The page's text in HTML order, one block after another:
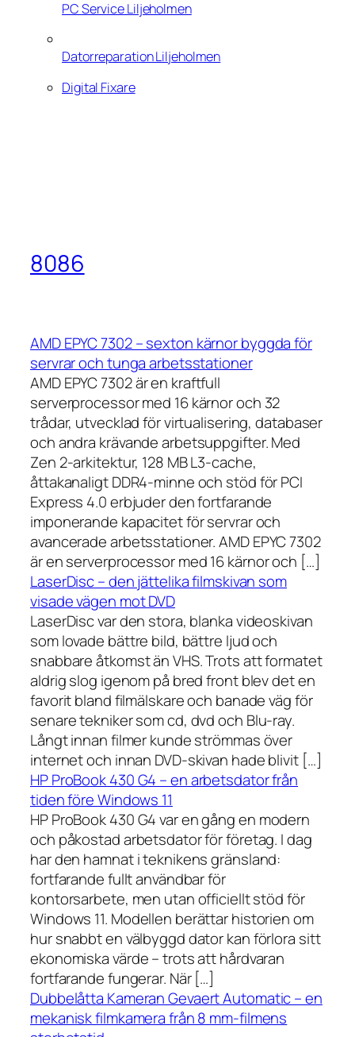
PC Service Liljeholmen
Datorreparation Liljeholmen
Digital Fixare
8086
AMD EPYC 7302 – sexton kärnor byggda för
servrar och tunga arbetsstationer
AMD EPYC 7302 är en kraftfull
serverprocessor med 16 kärnor och 32
trådar, utvecklad för virtualisering, databaser
och andra krävande arbetsuppgifter. Med
Zen 2-arkitektur, 128 MB L3-cache,
åttakanaligt DDR4-minne och stöd för PCI
Express 4.0 erbjuder den fortfarande
imponerande kapacitet för servrar och
avancerade arbetsstationer. AMD EPYC 7302
är en serverprocessor med 16 kärnor och […]
LaserDisc – den jättelika filmskivan som
visade vägen mot DVD
LaserDisc var den stora, blanka videoskivan
som lovade bättre bild, bättre ljud och
snabbare åtkomst än VHS. Trots att formatet
aldrig slog igenom på bred front blev det en
favorit bland filmälskare och banade väg för
senare tekniker som cd, dvd och Blu-ray.
Långt innan filmer kunde strömmas över
internet och innan DVD-skivan hade blivit […]
HP ProBook 430 G4 – en arbetsdator från
tiden före Windows 11
HP ProBook 430 G4 var en gång en modern
och påkostad arbetsdator för företag. I dag
har den hamnat i teknikens gränsland:
fortfarande fullt användbar för
kontorsarbete, men utan officiellt stöd för
Windows 11. Modellen berättar historien om
hur snabbt en välbyggd dator kan förlora sitt
ekonomiska värde – trots att hårdvaran
fortfarande fungerar. När […]
Dubbelåtta Kameran Gevaert Automatic – en
mekanisk filmkamera från 8 mm-filmens